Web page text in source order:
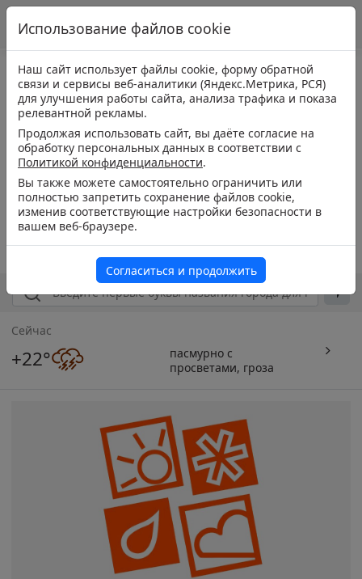
Сейчас
+22°
пасмурно с
просветами, гроза
Использование файлов cookie
Наш сайт использует файлы cookie, форму обратной
связи и сервисы веб-аналитики (Яндекс.Метрика, РСЯ)
для улучшения работы сайта, анализа трафика и показа
релевантной рекламы.
Продолжая использовать сайт, вы даёте согласие на
обработку персональных данных в соответствии с
Политикой конфиденциальности.
Вы также можете самостоятельно ограничить или
полностью запретить сохранение файлов cookie,
изменив соответствующие настройки безопасности в
вашем веб-браузере.
Согласиться и продолжить